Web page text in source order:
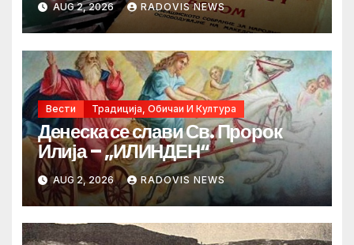
AUG 2, 2026 RADOVIS NEWS
Вести Традиција, Обичаи И Култура
Денеска се слави Св. Пророк
Илија – „ИЛИНДЕН“
AUG 2, 2026 RADOVIS NEWS